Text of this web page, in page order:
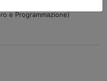
e Programmazione)